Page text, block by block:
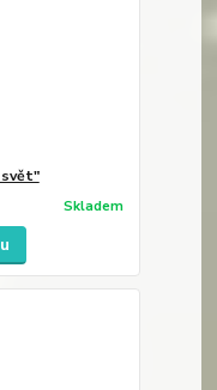
svět"
Skladem